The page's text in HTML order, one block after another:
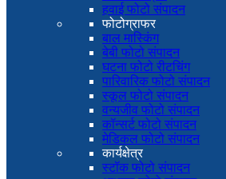
हवाई फोटो संपादन
फोटोग्राफर
बाल मास्किंग
बेबी फोटो संपादन
घटना फोटो रीटचिंग
पारिवारिक फोटो संपादन
स्कूल फोटो संपादन
वन्यजीव फोटो संपादन
कॉन्सर्ट फोटो संपादन
मेडिकल फोटो संपादन
कार्यक्षेत्र
स्टॉक फोटो संपादन